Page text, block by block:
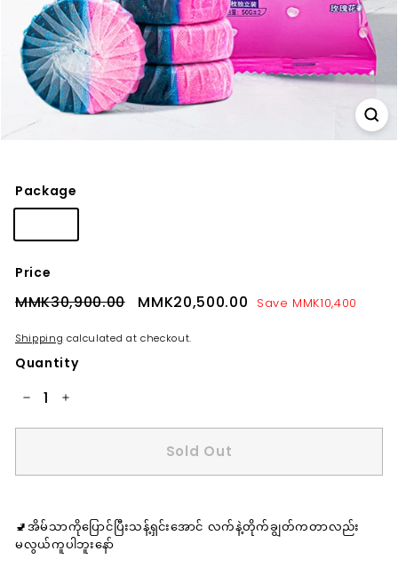
Package
Price
Regular
MMK30,900.00MMK30,900.00
Sale
MMK20,500.00 MMK20,500.00
Save MMK10,400
Shipping calculated at checkout.
Quantity
Sold Out
🚽အိမ်သာကိုပြောင်ပြီးသန့်ရှင်းအောင် လက်နဲ့တိုက်ချွတ်ကတာလည်း
မလွယ်ကူပါဘူးနော်